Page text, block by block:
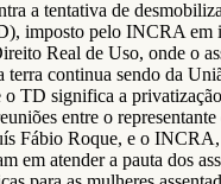
a tentativa de
imposto pelo INCRA em
Real de Uso, onde o
terra continua sendo da
o TD significa a
entre o
Fábio Roque, e o INCRA,
em atender a pauta dos